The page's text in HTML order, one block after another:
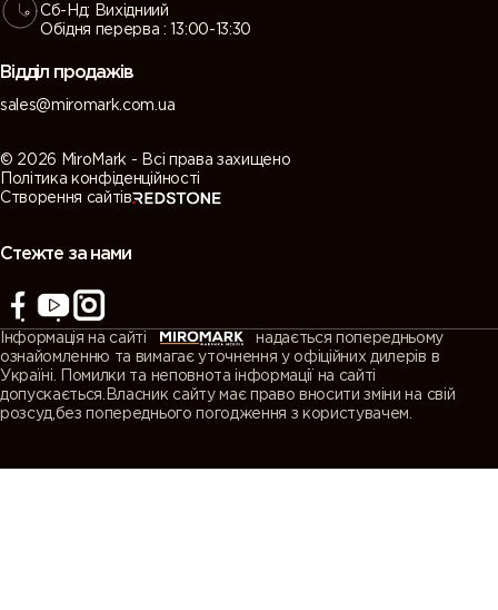
Сб-Нд: Вихідниий
Обідня перерва : 13:00-13:30
Відділ продажів
sales@miromark.com.ua
© 2026 MiroMark - Всі права захищено
Політика конфіденційності
Створення сайтів
Стежте за нами
Інформація на сайті
надається попередньому
ознайомленню та вимагає уточнення у офіційних дилерів в
Україні. Помилки та неповнота інформації на сайті
допускається.Власник сайту має право вносити зміни на свій
розсуд,без попереднього погодження з користувачем.